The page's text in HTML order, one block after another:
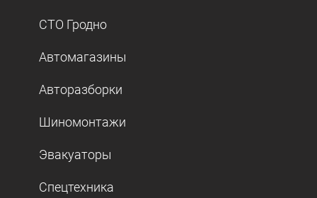
СТО Гродно
Автомагазины
Авторазборки
Шиномонтажи
Эвакуаторы
Спецтехника